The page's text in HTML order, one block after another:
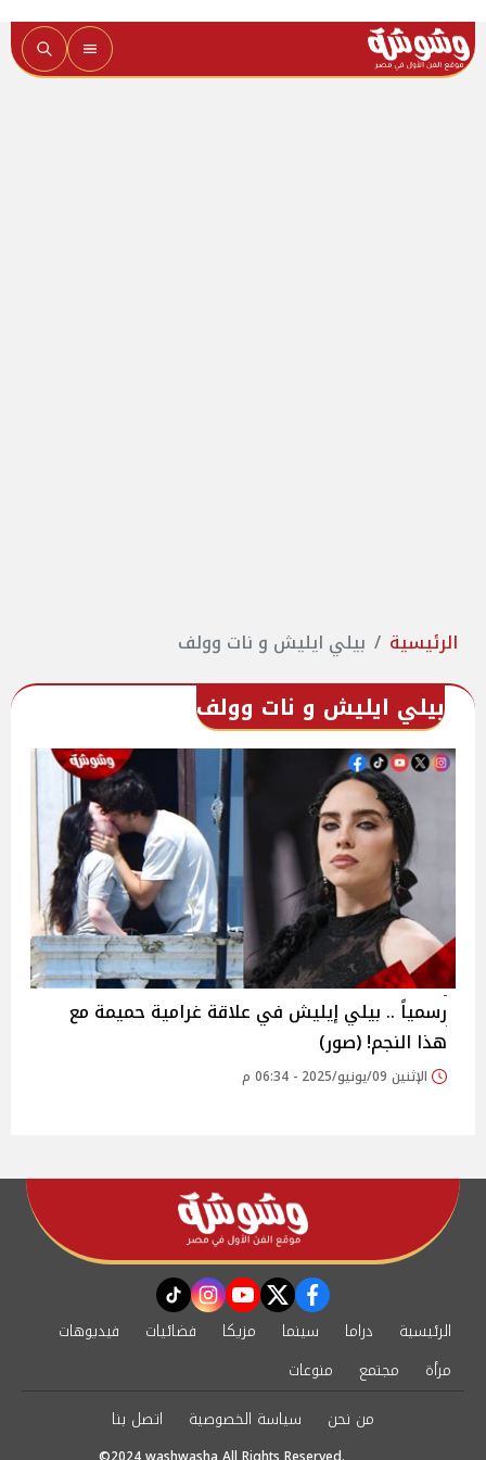
الرئيسية بيلي ايليش و نات وولف
بيلي ايليش و نات وولف
رسمياً .. بيلي إيليش في علاقة غرامية حميمة مع
هذا النجم! (صور)
الإثنين 09/يونيو/2025 - 06:34 م
facebook
twitter
youtube
instagram
tiktok
الرئيسية دراما سينما مزيكا فضائيات
فيديوهات
مرأة
مجتمع
منوعات
من نحن
سياسة الخصوصية اتصل بنا